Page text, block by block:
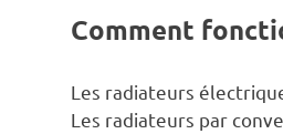
Comment
Les radiateurs
Les radiateurs par